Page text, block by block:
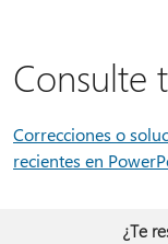
Consulte
Correcciones o
recientes en
¿Te